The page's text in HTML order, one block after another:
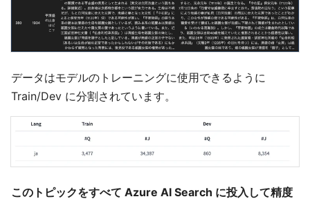
データはモデルのトレーニングに使用できるように
Train/Dev に分割されています。
このトピックをすべて Azure AI Search に投入して精度